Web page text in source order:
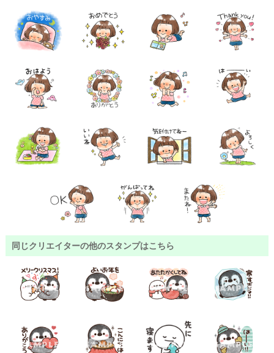
同じクリエイターの他のスタンプはこちら